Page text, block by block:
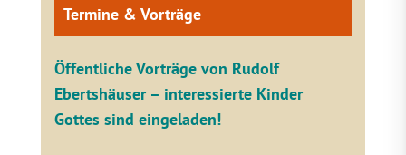
Termine & Vorträge
Öffentliche Vorträge von Rudolf
Ebertshäuser – interessierte Kinder
Gottes sind eingeladen!